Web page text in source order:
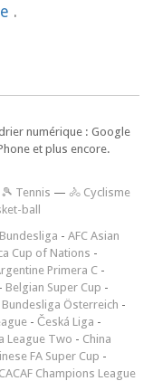
.
numérique : Google
et plus encore.
🎾 Tennis — 🚴 Cyclisme
ball
- AFC Asian
Cup of Nations -
Primera C -
- Belgian Super Cup -
Bundesliga Österreich -
- Česká Liga -
League Two - China
FA Super Cup -
Champions League